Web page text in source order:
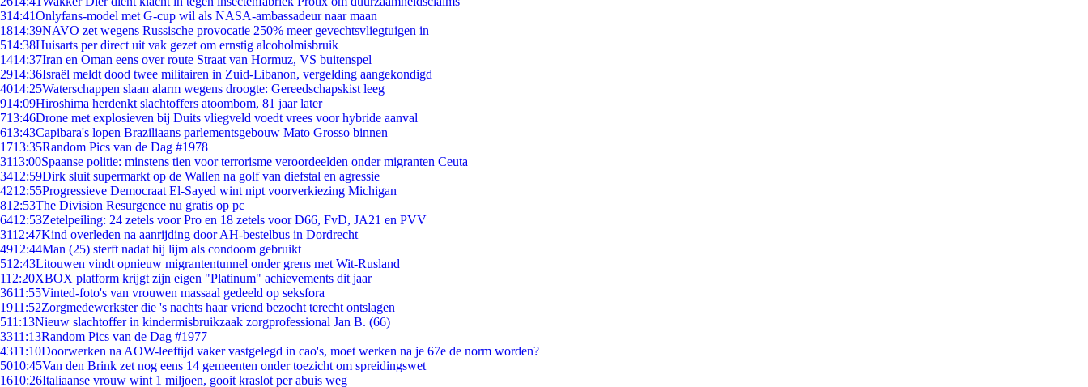
314:41Onlyfans-model met G-cup wil als NASA-ambassadeur naar maan
1814:39NAVO zet wegens Russische provocatie 250% meer gevechtsvliegtuigen in
514:38Huisarts per direct uit vak gezet om ernstig alcoholmisbruik
1414:37Iran en Oman eens over route Straat van Hormuz, VS buitenspel
2914:36Israël meldt dood twee militairen in Zuid-Libanon, vergelding aangekondigd
4014:25Waterschappen slaan alarm wegens droogte: Gereedschapskist leeg
914:09Hiroshima herdenkt slachtoffers atoombom, 81 jaar later
713:46Drone met explosieven bij Duits vliegveld voedt vrees voor hybride aanval
613:43Capibara's lopen Braziliaans parlementsgebouw Mato Grosso binnen
1713:35Random Pics van de Dag #1978
3113:00Spaanse politie: minstens tien voor terrorisme veroordeelden onder migranten Ceuta
3412:59Dirk sluit supermarkt op de Wallen na golf van diefstal en agressie
4212:55Progressieve Democraat El-Sayed wint nipt voorverkiezing Michigan
812:53The Division Resurgence nu gratis op pc
6412:53Zetelpeiling: 24 zetels voor Pro en 18 zetels voor D66, FvD, JA21 en PVV
3112:47Kind overleden na aanrijding door AH-bestelbus in Dordrecht
4912:44Man (25) sterft nadat hij lijm als condoom gebruikt
512:43Litouwen vindt opnieuw migrantentunnel onder grens met Wit-Rusland
112:20XBOX platform krijgt zijn eigen "Platinum" achievements dit jaar
3611:55Vinted-foto's van vrouwen massaal gedeeld op seksfora
1911:52Zorgmedewerkster die 's nachts haar vriend bezocht terecht ontslagen
511:13Nieuw slachtoffer in kindermisbruikzaak zorgprofessional Jan B. (66)
3311:13Random Pics van de Dag #1977
4311:10Doorwerken na AOW-leeftijd vaker vastgelegd in cao's, moet werken na je 67e de norm worden?
5010:45Van den Brink zet nog eens 14 gemeenten onder toezicht om spreidingswet
1610:26Italiaanse vrouw wint 1 miljoen, gooit kraslot per abuis weg